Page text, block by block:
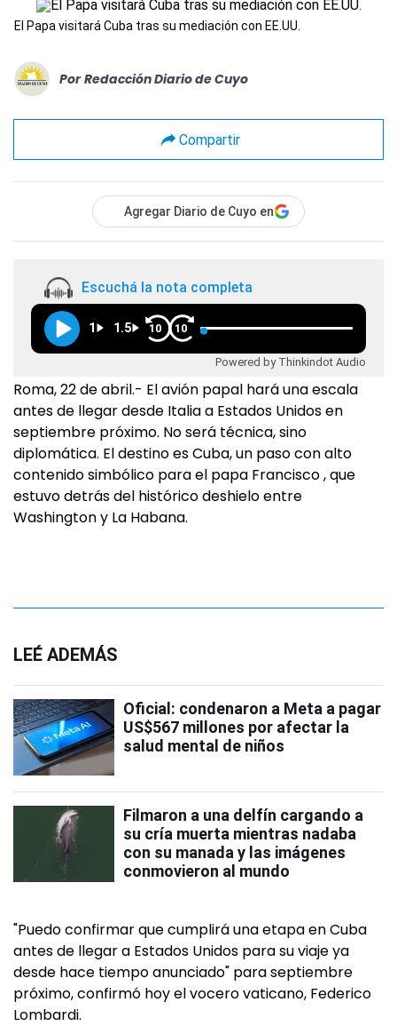
El Papa visitará Cuba tras su mediación con EE.UU.
Por Redacción Diario de Cuyo
Compartir
Agregar Diario de Cuyo en
Escuchá la nota completa
1 1.5 10 10
Powered by Thinkindot Audio
Roma, 22 de abril.- El avión papal hará una escala
antes de llegar desde Italia a Estados Unidos en
septiembre próximo. No será técnica, sino
diplomática. El destino es Cuba, un paso con alto
contenido simbólico para el papa Francisco , que
estuvo detrás del histórico deshielo entre
Washington y La Habana.
LEÉ ADEMÁS
Oficial: condenaron a Meta a pagar
US$567 millones por afectar la
salud mental de niños
Filmaron a una delfín cargando a
su cría muerta mientras nadaba
con su manada y las imágenes
conmovieron al mundo
"Puedo confirmar que cumplirá una etapa en Cuba
antes de llegar a Estados Unidos para su viaje ya
desde hace tiempo anunciado" para septiembre
próximo, confirmó hoy el vocero vaticano, Federico
Lombardi.